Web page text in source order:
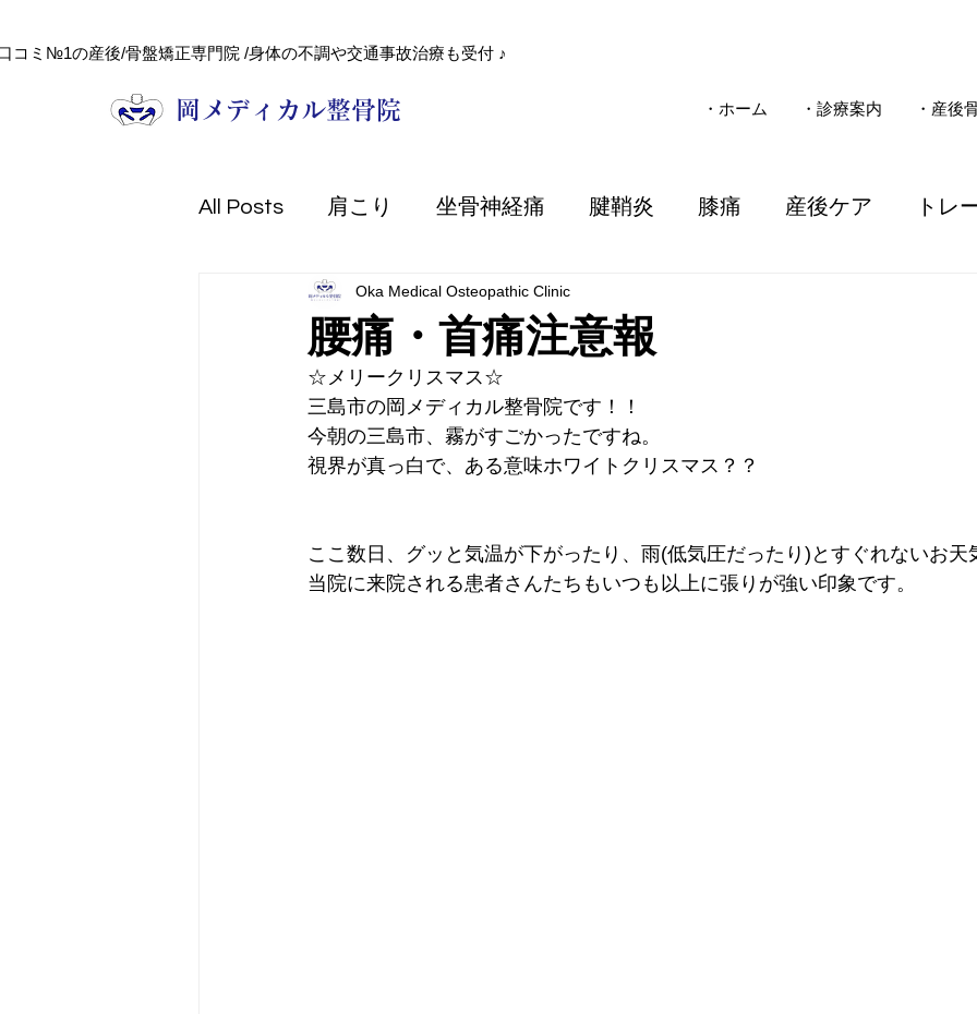
コミ№1の産後/骨盤矯正専門院 /身体の不調や交通事故治療も受付 ♪
​岡メディカル整骨院 ・ホーム ・診療案内 ・産後
All Posts 肩こり 坐骨神経痛 腱鞘炎 膝痛 産後ケア トレ
健康コラム 子ども
フェイシャル 美容
防災 交通事故 三島市 女性のお悩み
腰痛・首痛注意報
Oka Medical Osteopathic Clinic
☆メリークリスマス☆
三島市の岡メディカル整骨院です！！
今朝の三島市、霧がすごかったですね。
視界が真っ白で、ある意味ホワイトクリスマス？？
ここ数日、グッと気温が下がったり、雨(低気圧だったり)とすぐれないお天
当院に来院される患者さんたちもいつも以上に張りが強い印象です。